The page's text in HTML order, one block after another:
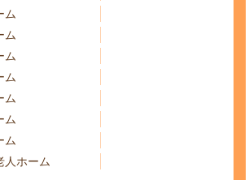
ム
ム
ム
ム
ム
ム
ム
人ホーム